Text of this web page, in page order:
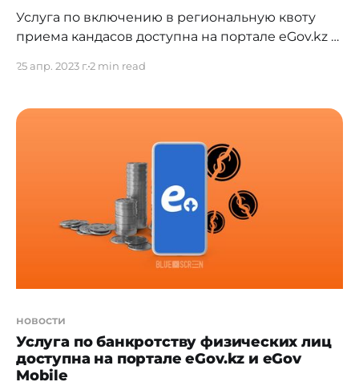
Услуга по включению в региональную квоту
приема кандасов доступна на портале eGov.kz и
Государственная услуга "Включение в
доступна на портале Электронного
приложении eGov Mobile. Услуга
предусматривает подачу заявки для включения
в региональную квоту приема
25 апр. 2023 г.2 min read
новости
Услуга по банкротству физических лиц
доступна на портале eGov.kz и eGov
Mobile